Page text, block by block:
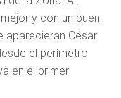
y con un buen
aparecieran César
el perímetro
en el primer